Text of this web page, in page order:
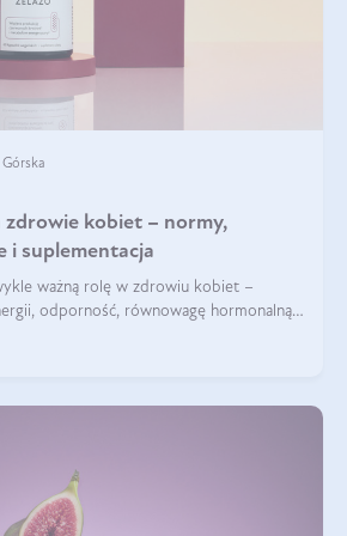
zdrowie kobiet – normy,
i suplementacja
ważną rolę w zdrowiu kobiet –
odporność, równowagę hormonalną i
m.in. do zmęczenia, bólów i zawrotów